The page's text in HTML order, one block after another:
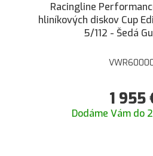
Racingline
hliníkových diskov Cup
5/112 - Šedá
1 955
Dodáme Vám do